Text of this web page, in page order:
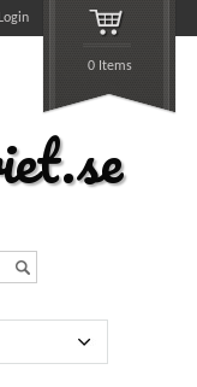
Login
0 Items